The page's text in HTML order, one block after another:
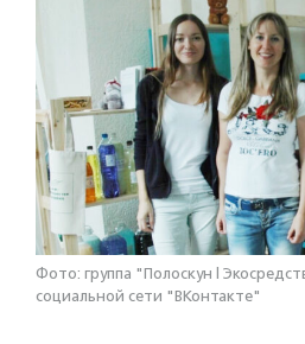
Фото: группа "Полоскун |
социальной сети "ВКонтакте"